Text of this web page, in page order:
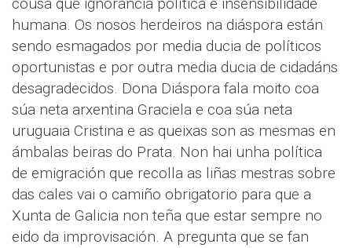
humana. Os nosos herdeiros na diáspora están
sendo esmagados por media ducia de políticos
oportunistas e por outra media ducia de cidadáns
desagradecidos. Dona Diáspora fala moito coa
súa neta arxentina Graciela e coa súa neta
uruguaia Cristina e as queixas son as mesmas en
ámbalas beiras do Prata. Non hai unha política
de emigración que recolla as liñas mestras sobre
das cales vai o camiño obrigatorio para que a
Xunta de Galicia non teña que estar sempre no
eido da improvisación. A pregunta que se fan